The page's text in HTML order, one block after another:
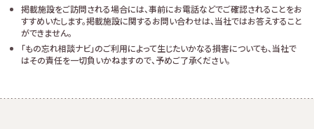
掲載施設をご訪問される場合には、事前にお電話などでご確認されることをお
すすめいたします。掲載施設に関するお問い合わせは、当社ではお答えすること
ができません。
「もの忘れ相談ナビ」のご利用によって生じたいかなる損害についても、当社で
はその責任を一切負いかねますので、予めご了承ください。